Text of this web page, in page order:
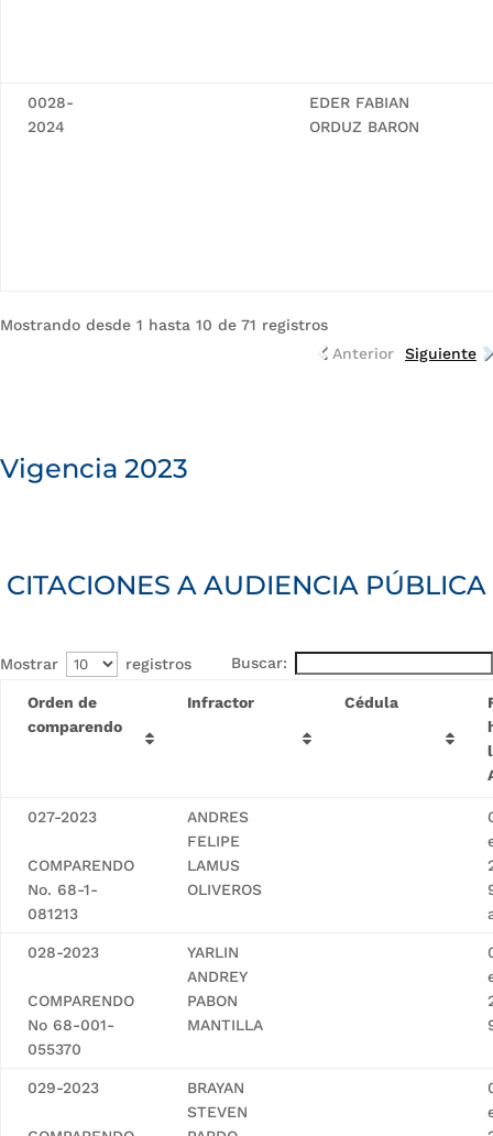
0028-
2024
EDER FABIAN
ORDUZ BARON
Mostrando desde 1 hasta 10 de 71 registros
Anterior
Siguiente
Vigencia 2023
CITACIONES A AUDIENCIA PÚBLICA
Mostrar registros Buscar:
Orden de
comparendo
Infractor Cédula
027-2023
COMPARENDO
No. 68-1-
081213
ANDRES
FELIPE
LAMUS
OLIVEROS
028-2023
COMPARENDO
No 68-001-
055370
YARLIN
ANDREY
PABON
MANTILLA
029-2023
BRAYAN
STEVEN